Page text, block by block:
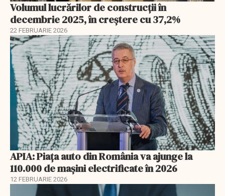
Volumul lucrărilor de construcții în
decembrie 2025, în creștere cu 37,2%
22 FEBRUARIE 2026
APIA: Piața auto din România va ajunge la
110.000 de mașini electrificate în 2026
12 FEBRUARIE 2026
EXCLUSIV